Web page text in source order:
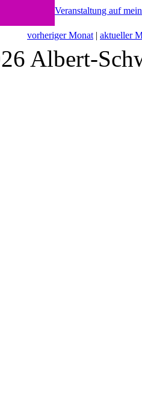
Veranstaltung auf
vorheriger Monat | aktueller
Albert-